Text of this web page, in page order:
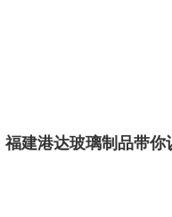
福建港达玻璃制品带你